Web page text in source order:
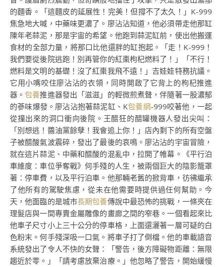
的麵香。「這麵皮的延展性！完美！但撐不了太久！」K-999
焦急地大喊，中藥味更濃了。廖沾沾知道，他必須帶走他那缸
陳年老蒜泥，那是宇宙的希望。他跑到蒜泥缸前，使出他搬運
食材的全部力量，將那口比他還胖的缸抱起。「走！K-999！
我們要從後院逃跑！別再管你的紅棗枸杞燃料了！」「不行！
燃料是文明的基礎！沒了紅棗我飛不遠！」吉娃娃特務抗議。
它用小嘴咬住廖沾沾的衣領，同時開啟了它背上的枸杞推進
器。包養推進器發出「滋滋」的輕微煎煮聲，伴隨著一股濃郁
的蔘味爆發。廖沾沾抱著蒜泥缸、K包養網-999咬著他，一起
從撞出來的洞口衝向後院。王醋狂的醋罐機器人發出尖叫：
「別想逃！醬油黨餘孽！我會追上你！」店內剩下的所有空盤
子被醋酸氣波震碎，發出了最後的哀鳴。廖沾沾的宇宙冒險，
就在這片蒜泥、中藥和醋酸的混亂中，拉開了帷幕。《平行泊
車維度：車位爭奪戰》何手殘的人生，被兩個巨大的陰影籠罩
著：停車費，以及平行泊車。他那輛老舊的掀背車，彷彿繼承
了他所有的駕駛焦慮，從未在他需要時提供過任何幫助。今
天，他面臨的是城市長期包養傳說中最恐怖的挑戰，一條夾在
理髮店與一間專賣金屬雕像的畫廊之間的窄巷。一個看起來比
他車子尺寸小上三十公分的停車格，上面還灑著一層可疑的白
色粉末。何手殘深吸一口氣。將車子打了倒檔。他的車載語音
系統發出了令人不快的女聲：「警告，後方障礙物距離：無限
趨近於零。」「請考慮放棄治療。」他忽略了警告，開始緩慢